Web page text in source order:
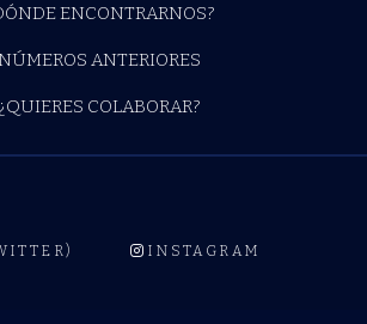
ENCONTRARNOS?
ANTERIORES
¿QUIERES COLABORAR?
INSTAGRAM